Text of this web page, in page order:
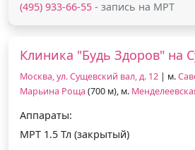
(495) 933-66-55 - запись на МРТ
Клиника "Будь Здоров" на
Москва, ул. Сущевский вал, д. 12 | м.
Марьина Роща (700 м), м.
Аппараты:
МРТ 1.5 Тл (закрытый)